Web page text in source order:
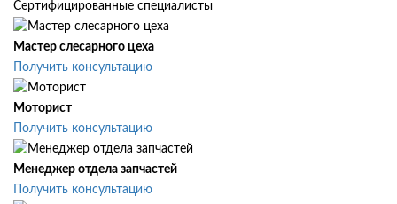
Сертифицированные специалисты
Мастер слесарного цеха
Получить консультацию
Моторист
Получить консультацию
Менеджер отдела запчастей
Получить консультацию